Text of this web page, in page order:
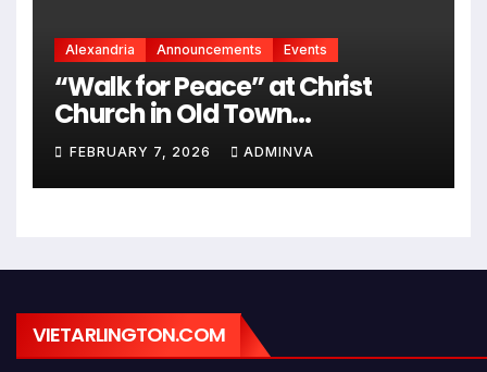
Alexandria Announcements Events
“Walk for Peace” at Christ
Church in Old Town
Alexandria on Monday,
February 9, 2026
FEBRUARY 7, 2026 ADMINVA
VIETARLINGTON.COM